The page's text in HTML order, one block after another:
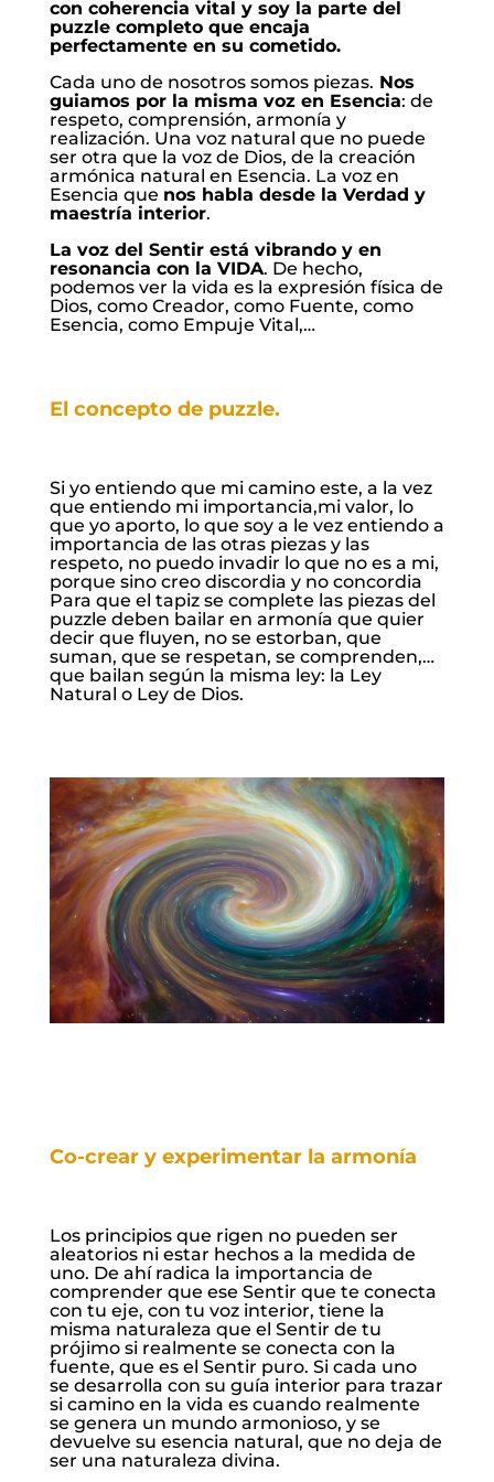
con coherencia vital y soy la parte del
puzzle completo que encaja
perfectamente en su cometido.
Cada uno de nosotros somos piezas. Nos
guiamos por la misma voz en Esencia: de
respeto, comprensión, armonía y
realización. Una voz natural que no puede
ser otra que la voz de Dios, de la creación
armónica natural en Esencia. La voz en
Esencia que nos habla desde la Verdad y
maestría interior.
La voz del Sentir está vibrando y en
resonancia con la VIDA. De hecho,
podemos ver la vida es la expresión física de
Dios, como Creador, como Fuente, como
Esencia, como Empuje Vital,…
El concepto de puzzle.
Si yo entiendo que mi camino este, a la vez
que entiendo mi importancia,mi valor, lo
que yo aporto, lo que soy a le vez entiendo a
importancia de las otras piezas y las
respeto, no puedo invadir lo que no es a mi,
porque sino creo discordia y no concordia
Para que el tapiz se complete las piezas del
puzzle deben bailar en armonía que quier
decir que fluyen, no se estorban, que
suman, que se respetan, se comprenden,…
que bailan según la misma ley: la Ley
Natural o Ley de Dios.
Co-crear y experimentar la armonía
Los principios que rigen no pueden ser
aleatorios ni estar hechos a la medida de
uno. De ahí radica la importancia de
comprender que ese Sentir que te conecta
con tu eje, con tu voz interior, tiene la
misma naturaleza que el Sentir de tu
prójimo si realmente se conecta con la
fuente, que es el Sentir puro. Si cada uno
se desarrolla con su guía interior para trazar
si camino en la vida es cuando realmente
se genera un mundo armonioso, y se
devuelve su esencia natural, que no deja de
ser una naturaleza divina.